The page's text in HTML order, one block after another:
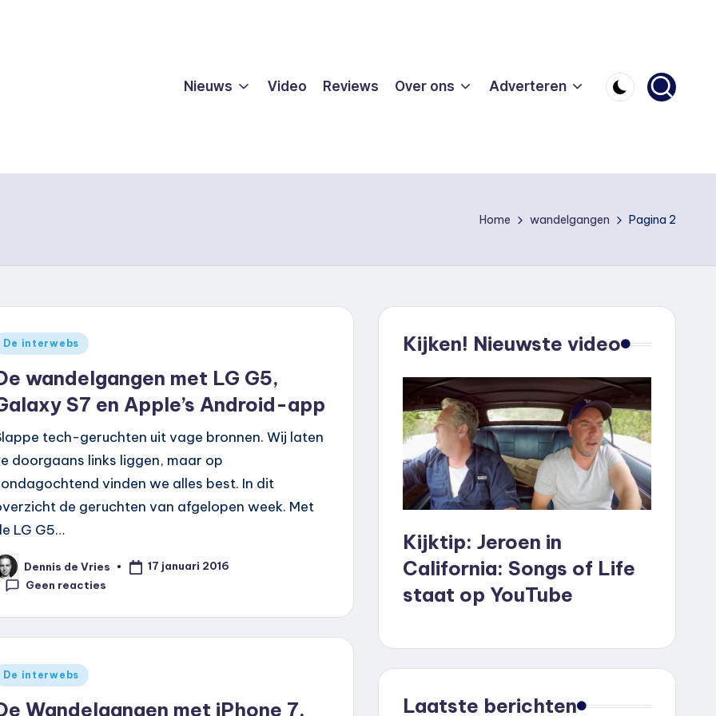
Nieuws Video Reviews Over ons Adverteren
Home wandelgangen Pagina 2
De interwebs
wandelgangen met LG G5,
S7 en Apple’s Android-app
tech-geruchten uit vage bronnen. Wij laten
doorgaans links liggen, maar op
vinden we alles best. In dit
de geruchten van afgelopen week. Met
LG G5…
Dennis de Vries
17 januari 2016
Geen reacties
De interwebs
Wandelgangen met iPhone 7,
Kijken! Nieuwste video
Kijktip: Jeroen in
California: Songs of Life
staat op YouTube
Laatste berichten